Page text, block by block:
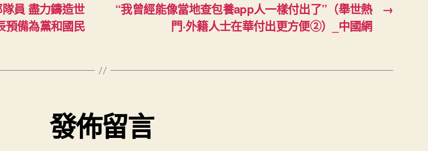
員 盡力鑄造世
預備為黨和國民
→
“我曾經能像當地查包養app人一樣付出了”（舉世熱
門·外籍人士在華付出更方便②）_中國網
發佈留言